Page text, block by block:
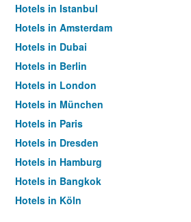
Hotels in Istanbul
Hotels in Amsterdam
Hotels in Dubai
Hotels in Berlin
Hotels in London
Hotels in München
Hotels in Paris
Hotels in Dresden
Hotels in Hamburg
Hotels in Bangkok
Hotels in Köln